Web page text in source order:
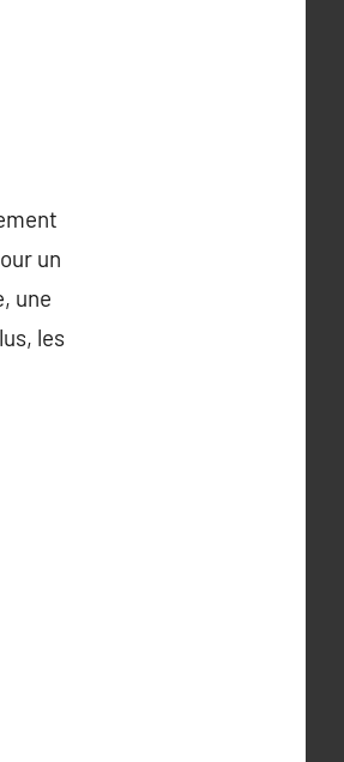
un
une
les